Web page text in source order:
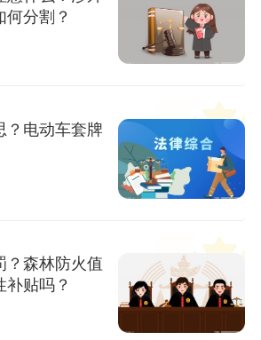
分割？
？电动车套牌
？森林防火值
贴吗？